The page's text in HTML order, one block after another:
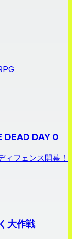
DEAD DAY 0
フェンス開幕！
大作戦